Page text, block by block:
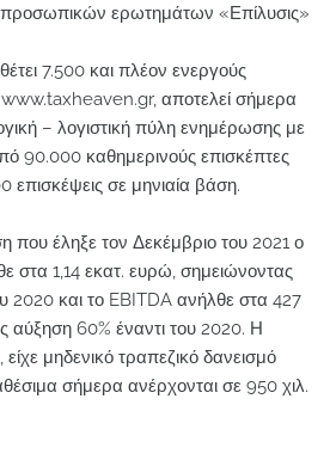
ερωτημάτων «Επίλυσις»
7.500 και πλέον ενεργούς
αποτελεί σήμερα
– λογιστική πύλη ενημέρωσης με
90.000 καθημερινούς επισκέπτες
σε μηνιαία βάση.
που έληξε τον Δεκέμβριο του 2021 ο
στα 1,14 εκατ. ευρώ, σημειώνοντας
2020 και το EBITDA ανήλθε στα 427
αύξηση 60% έναντι του 2020. Η
μηδενικό τραπεζικό δανεισμό
σήμερα ανέρχονται σε 950 χιλ.